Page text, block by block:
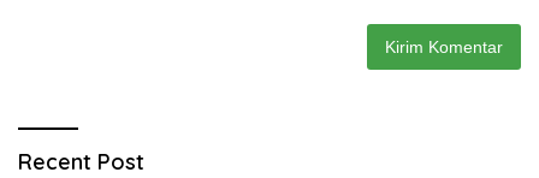
Recent Post